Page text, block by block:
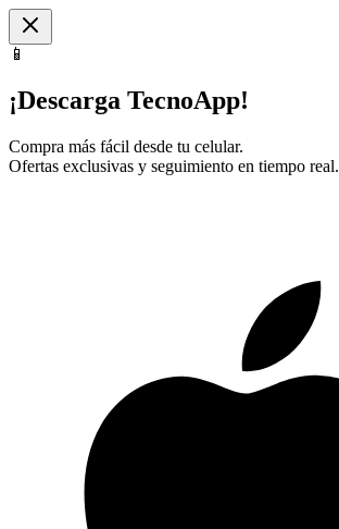
📱
¡Descarga TecnoApp!
Compra más fácil desde tu celular.
Ofertas exclusivas y seguimiento en tiempo real.